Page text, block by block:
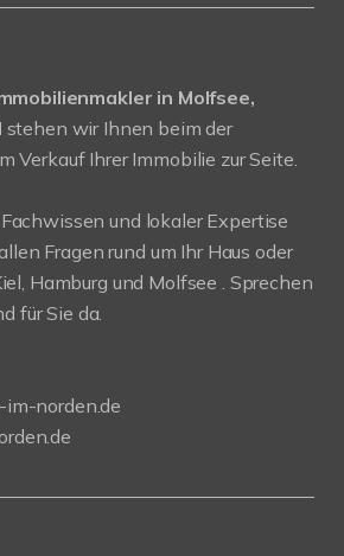
in Molfsee,
stehen wir Ihnen beim der
Verkauf Ihrer Immobilie zur Seite.
und lokaler Expertise
Fragen rund um Ihr Haus oder
Hamburg und Molfsee . Sprechen
für Sie da.
norden.de